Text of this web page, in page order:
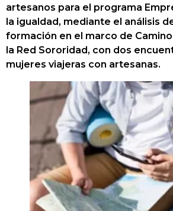
artesanos para el programa
la igualdad, mediante el análisis
formación en el marco de
la Red Sororidad, con dos
mujeres viajeras con artesanas.